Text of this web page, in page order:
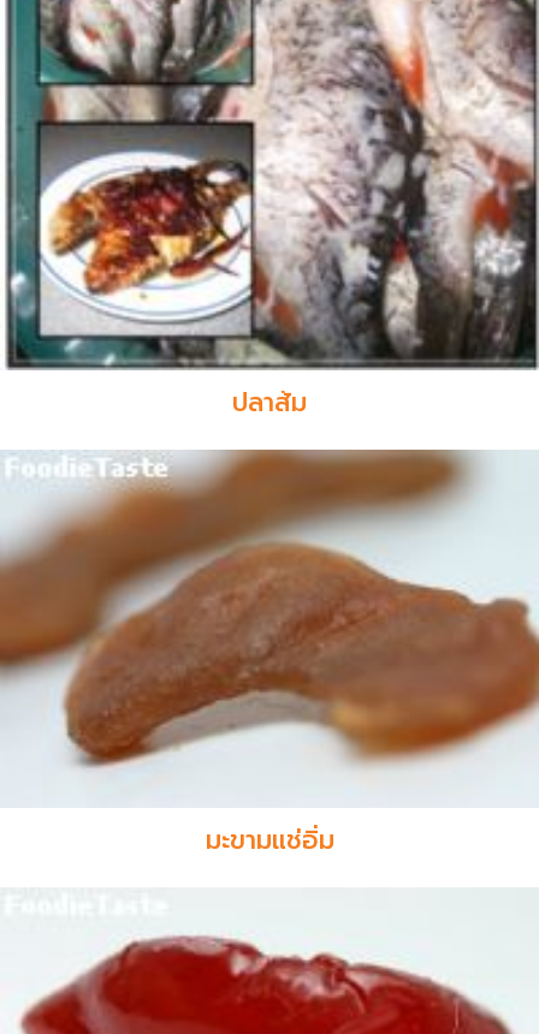
ปลาส้ม
มะขามแช่อิ่ม